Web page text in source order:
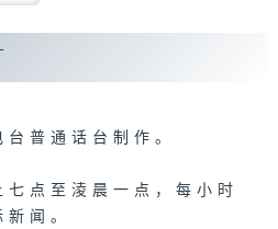
普通话台制作。
点至淩晨一点，每小时
闻。